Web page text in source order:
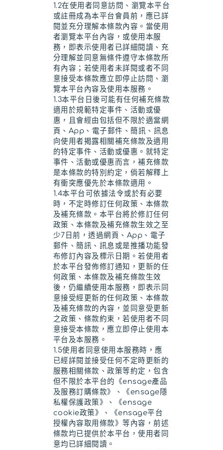
1.2在使用者同意訪問、瀏覽本平台
或註冊成為本平台會員前，應已詳
閱並充分理解本條款內容。當使用
者瀏覽本平台內容，或使用本服
務，即表示使用者已詳細閱讀、充
分理解並同意無條件遵守本條款所
有內容；若使用者未詳閱或者不同
意接受本條款應立即停止訪問、瀏
覽本平台內容及使用本服務。
1.3本平台日後可能有任何補充條款
適用於規範特定事件、活動或優
惠，且會經由包括但不限於適當網
頁、App、電子郵件、簡訊、訊息
向使用者揭露相關補充條款及適用
的特定事件、活動或優惠。就特定
事件、活動或優惠而言，補充條款
是本條款的特別約定，倘若解釋上
有衝突應優先於本條款適用。
1.4本平台可依據法令或於有必要
時，不定時修訂任何政策、本條款
及補充條款。本平台將於修訂任何
政策、本條款及補充條款生效之至
少7日前，透過網頁、App、電子
郵件、簡訊、訊息或是推播功能發
布修訂內容及標示日期。若使用者
於本平台發佈修訂通知，更新的任
何政策、本條款及補充條款生效
後，仍繼續使用本服務，即表示同
意接受經更新的任何政策、本條款
及補充條款的內容，並同意受更新
之政策、條款約束，若使用者不同
意接受本條款，應立即停止使用本
平台及本服務。
1.5使用者同意使用本服務時，應
已經詳閱並接受任何不定時更新的
服務相關條款、政策等約定，包含
但不限於本平台的《ensage產品
及服務訂購條款》、《ensage隱
私權保護政策》、《ensage
cookie政策》、《ensage平台
授權內容取用條款》等內容，前述
條款均已提供於本平台，使用者同
意均已詳細閱讀。